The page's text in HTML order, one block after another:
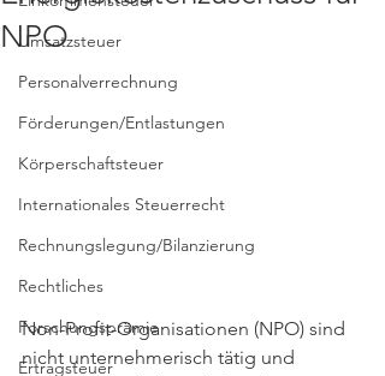
Umsatzsteuer
Personalverrechnung
Förderungen/Entlastungen
Körperschaftsteuer
Internationales Steuerrecht
Rechnungslegung/Bilanzierung
Rechtliches
Forschungsprämie
Ertragsteuer
NPO
Non-Profit-Organisationen (NPO) sind
nicht unternehmerisch tätig und